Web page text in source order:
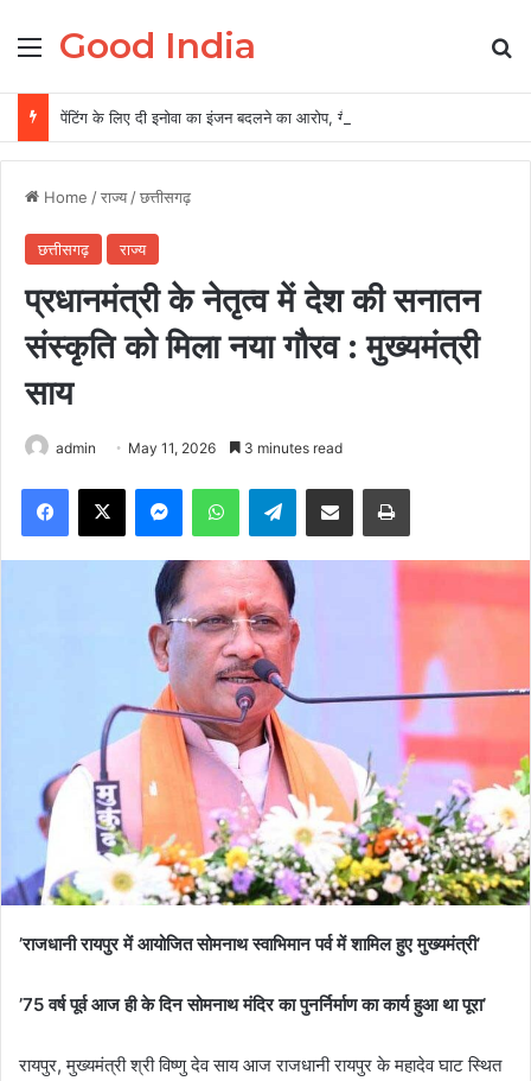
Menu
Good India
Home /राज्य /छत्तीसगढ़
छत्तीसगढ़ राज्य
प्रधानमंत्री के नेतृत्व में देश की सनातन
संस्कृति को मिला नया गौरव : मुख्यमंत्री
साय
admin May 11, 2026 3 minutes read
Facebook
X MessengerWhatsAppTelegramShare via Email Print
’राजधानी रायपुर में आयोजित सोमनाथ स्वाभिमान पर्व में शामिल हुए मुख्यमंत्री’
’75 वर्ष पूर्व आज ही के दिन सोमनाथ मंदिर का पुनर्निर्माण का कार्य हुआ था पूरा’
रायपुर, मुख्यमंत्री श्री विष्णु देव साय आज राजधानी रायपुर के महादेव घाट स्थित